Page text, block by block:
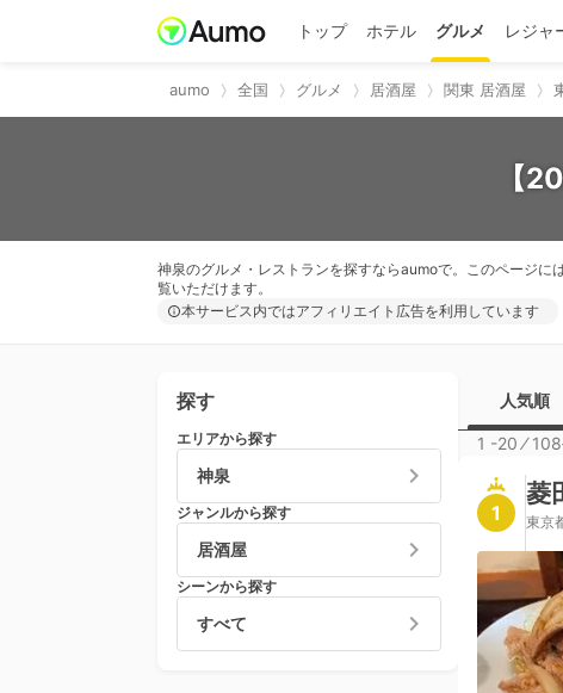
トップ ホテル グルメ レジャ
aumo 全国 グルメ 居酒屋 関東 居酒屋
【
神泉のグルメ・レストランを探すならaumoで。このページ
覧いただけます。
本サービス内ではアフィリエイト広告を利用しています
探す
エリアから探す
神泉
ジャンルから探す
居酒屋
シーンから探す
すべて
人気順
1 -20 ⁄108
1
菱
東京